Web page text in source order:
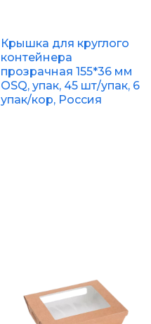
Крышка для круглого
контейнера
прозрачная 155*36 мм
OSQ, упак, 45 шт/упак, 6
упак/кор, Россия